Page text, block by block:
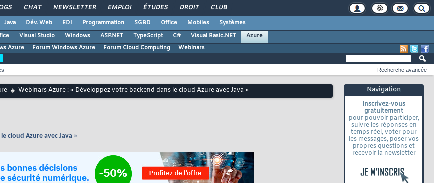
CHAT NEWSLETTER EMPLOI ÉTUDES DROIT CLUB
Java Dév. Web EDI Programmation SGBD Office Mobiles
Systèmes
Visual Studio Windows ASP.NET TypeScript C# Visual Basic.NET
Azure
Azure
Forum Windows Azure Forum Cloud Computing Webinars
Navigation
Inscrivez-vous
gratuitement
pour pouvoir participer,
suivre les réponses en
temps réel, voter pour
les messages, poser vos
propres questions et
recevoir la newsletter
Recherche avancée
Webinars Azure : « Développez votre backend dans le cloud Azure avec Java »
cloud Azure avec Java »